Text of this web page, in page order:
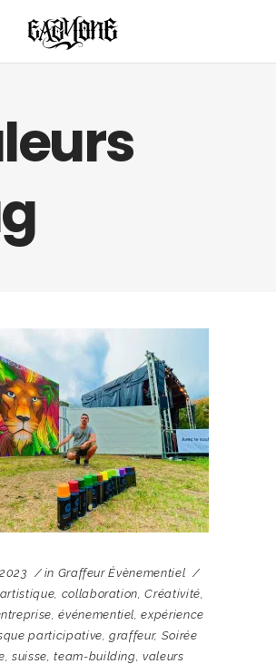
in Graffeur Évènementiel
artistique, collaboration,Créativité,
,événementiel,expérience
participative,graffeur, Soirée
,suisse,team-building,valeurs